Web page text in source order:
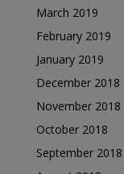
March 2019
February 2019
January 2019
December 2018
November 2018
October 2018
September 2018